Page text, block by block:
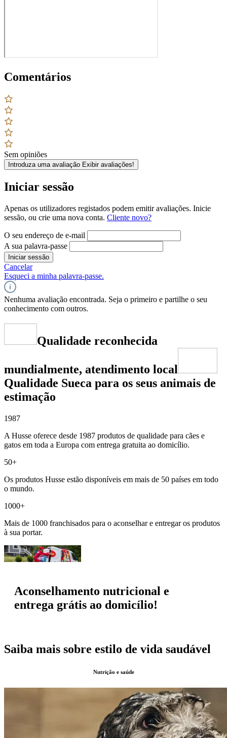
Comentários
Sem opiniões
Introduza uma avaliação Exibir avaliações!
Iniciar sessão
Apenas os utilizadores registados podem emitir avaliações. Inicie
sessão, ou crie uma nova conta. Cliente novo?
O seu endereço de e-mail
A sua palavra-passe
Iniciar sessão
Cancelar
Esqueci a minha palavra-passe.
Nenhuma avaliação encontrada. Seja o primeiro e partilhe o seu
conhecimento com outros.
Qualidade reconhecida
mundialmente, atendimento local
Qualidade Sueca para os seus animais de
estimação
1987
A Husse oferece desde 1987 produtos de qualidade para cães e
gatos em toda a Europa com entrega gratuita ao domicílio.
50+
Os produtos Husse estão disponíveis em mais de 50 países em todo
o mundo.
1000+
Mais de 1000 franchisados para o aconselhar e entregar os produtos
à sua portar.
Aconselhamento nutricional e
entrega grátis ao domicílio!
Saiba mais sobre estilo de vida saudável
Nutrição e saúde